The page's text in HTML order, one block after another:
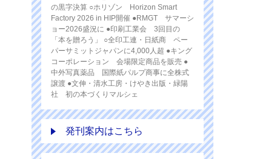
の黒字決算 ○ホリゾン Horizon Smart
Factory 2026 in HIP開催 ●RMGT サマーシ
ョー2026盛況に ●印刷工業会 3回目の
「本を贈ろう」 ○全印工連・日紙商 ペー
パーサミットジャパンに4,000人超 ●キング
コーポレーション 会場限定商品を販売 ●
中外写真薬品 国際紙パルプ商事に全株式
譲渡 ●文伸・清水工房・けやき出版・緑陽
社 初の本づくりマルシェ
発刊案内はこちら